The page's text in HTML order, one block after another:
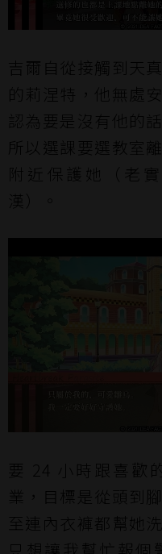
吉爾自從接觸到天
的莉涅特，他無處
認為要是沒有他的
所以選課要選教室
附近保護她（老
漢）。
要 24 小時跟喜歡
業，目標是從頭到
至連內衣褲都幫她
只想讓我幫忙報